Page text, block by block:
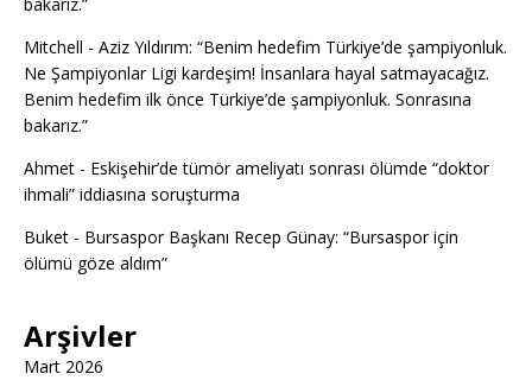
Mitchell - Aziz Yıldırım: “Benim hedefim Türkiye’de şampiyonluk.
Ne Şampiyonlar Ligi kardeşim! İnsanlara hayal satmayacağız.
Benim hedefim ilk önce Türkiye’de şampiyonluk. Sonrasına
bakarız.”
Ahmet - Eskişehir’de tümör ameliyatı sonrası ölümde “doktor
ihmali” iddiasına soruşturma
Buket - Bursaspor Başkanı Recep Günay: “Bursaspor için
ölümü göze aldım”
Arşivler
Mart 2026